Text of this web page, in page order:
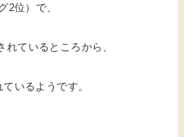
2位）で、
ているところから、
いるようです。